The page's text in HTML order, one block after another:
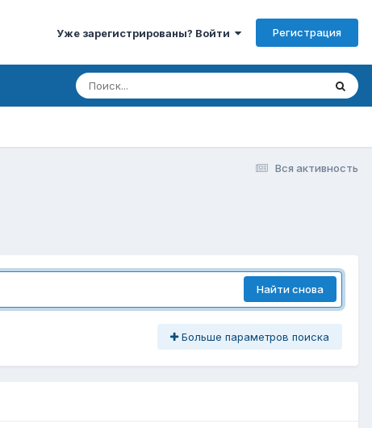
Уже зарегистрированы? Войти Регистрация
Вся активность
Найти снова
Больше параметров поиска